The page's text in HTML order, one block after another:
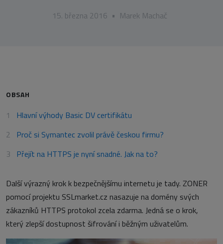
15. března 2016 • Marek Machač
OBSAH
Hlavní výhody Basic DV certifikátu
Proč si Symantec zvolil právě českou firmu?
Přejít na HTTPS je nyní snadné. Jak na to?
Další výrazný krok k bezpečnějšímu internetu je tady. ZONER
pomocí projektu SSLmarket.cz nasazuje na domény svých
zákazníků HTTPS protokol zcela zdarma. Jedná se o krok,
který zlepší dostupnost šifrování i běžným uživatelům.